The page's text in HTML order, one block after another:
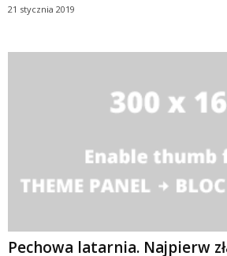
21 stycznia 2019
Pechowa latarnia. Najpierw